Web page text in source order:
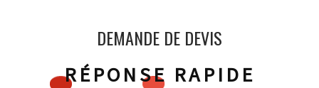
DEMANDE DE DEVIS
RÉPONSE RAPIDE